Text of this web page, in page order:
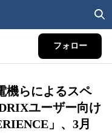
フォロー
機らによるスペ
ユーザー向け
」、3月